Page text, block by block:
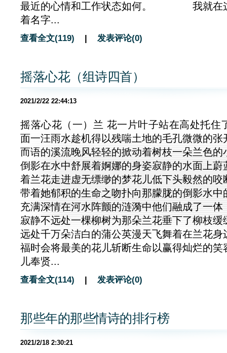
最近的心情和工作状态如何。 我就在这
着名字...
查看全文(119) | 发表评论(0)
摇落心花（组诗四首）
2021/2/22 22:44:13
摇落心花（一）兰 花一片叶子站在高处托住
面一汪雨水趁机得以残喘土地的毛孔微微的张
而语的溪流晚风轻轻的掀动着树枝一朵兰色的
倒影在水中舒展着婀娜的身姿寂静的水面上蔚
着兰花走进虚无缥缈的梦花儿低下头毅然的咬
带着她郁积的生命之吻扑向那朦胧的倒影水中
充满深情在河水阵颤的涟漪中他们融成了一
寂静不远处一棵柳树为那朵兰花垂下了柳枝
远处千万朵洁白的蒲公英漫天飞舞着在兰花身
福时会将最美的花儿斩断生命以赢得灿烂的笑
儿奉贤...
查看全文(114) | 发表评论(0)
那些年的那些情诗的排行榜
2021/2/18 2:30:21